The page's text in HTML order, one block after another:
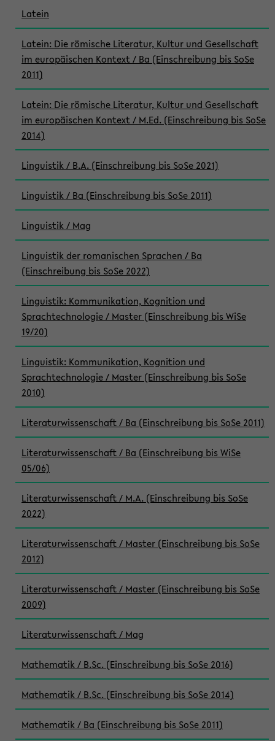
Latein
Latein: Die römische Literatur, Kultur und Gesellschaft
im europäischen Kontext / Ba (Einschreibung bis SoSe
2011)
Latein: Die römische Literatur, Kultur und Gesellschaft
im europäischen Kontext / M.Ed. (Einschreibung bis SoSe
2014)
Linguistik / B.A. (Einschreibung bis SoSe 2021)
Linguistik / Ba (Einschreibung bis SoSe 2011)
Linguistik / Mag
Linguistik der romanischen Sprachen / Ba
(Einschreibung bis SoSe 2022)
Linguistik: Kommunikation, Kognition und
Sprachtechnologie / Master (Einschreibung bis WiSe
19/20)
Linguistik: Kommunikation, Kognition und
Sprachtechnologie / Master (Einschreibung bis SoSe
2010)
Literaturwissenschaft / Ba (Einschreibung bis SoSe 2011)
Literaturwissenschaft / Ba (Einschreibung bis WiSe
05/06)
Literaturwissenschaft / M.A. (Einschreibung bis SoSe
2022)
Literaturwissenschaft / Master (Einschreibung bis SoSe
2012)
Literaturwissenschaft / Master (Einschreibung bis SoSe
2009)
Literaturwissenschaft / Mag
Mathematik / B.Sc. (Einschreibung bis SoSe 2016)
Mathematik / B.Sc. (Einschreibung bis SoSe 2014)
Mathematik / Ba (Einschreibung bis SoSe 2011)